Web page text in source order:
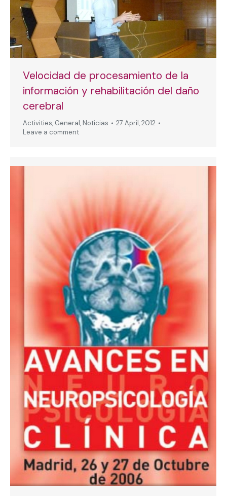
Velocidad de procesamiento de la
información y rehabilitación del daño
cerebral
Activities, General, Noticias
27 April, 2012
Leave a comment